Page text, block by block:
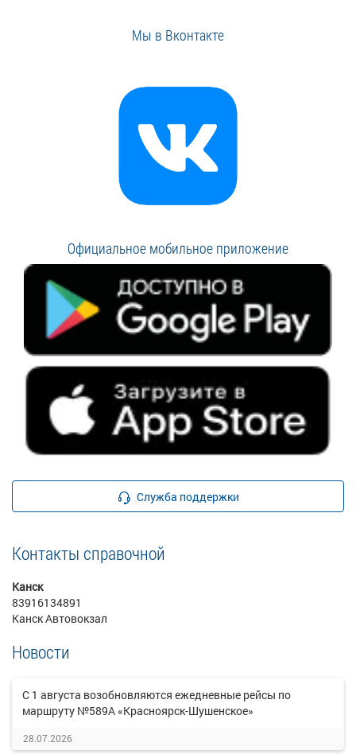
Мы в Вконтакте
Официальное мобильное приложение
Служба поддержки
Контакты справочной
Канск
83916134891
Канск Автовокзал
Новости
С 1 августа возобновляются ежедневные рейсы по
маршруту №589А «Красноярск-Шушенское»
28.07.2026